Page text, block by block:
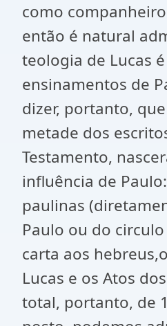
como
então é natural
teologia de Lucas
ensinamentos de
dizer, portanto,
metade dos
Testamento,
influência de
paulinas
Paulo ou do
carta aos
Lucas e os Atos
total, portanto, de